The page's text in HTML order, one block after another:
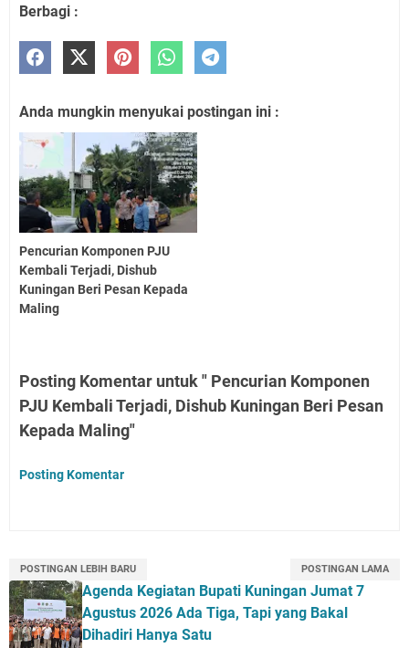
Berbagi :
Anda mungkin menyukai postingan ini :
Pencurian Komponen PJU
Kembali Terjadi, Dishub
Kuningan Beri Pesan Kepada
Maling
Posting Komentar untuk " Pencurian Komponen
PJU Kembali Terjadi, Dishub Kuningan Beri Pesan
Kepada Maling"
Posting Komentar
POSTINGAN LEBIH BARU POSTINGAN LAMA
Agenda Kegiatan Bupati Kuningan Jumat 7
Agustus 2026 Ada Tiga, Tapi yang Bakal
Dihadiri Hanya Satu